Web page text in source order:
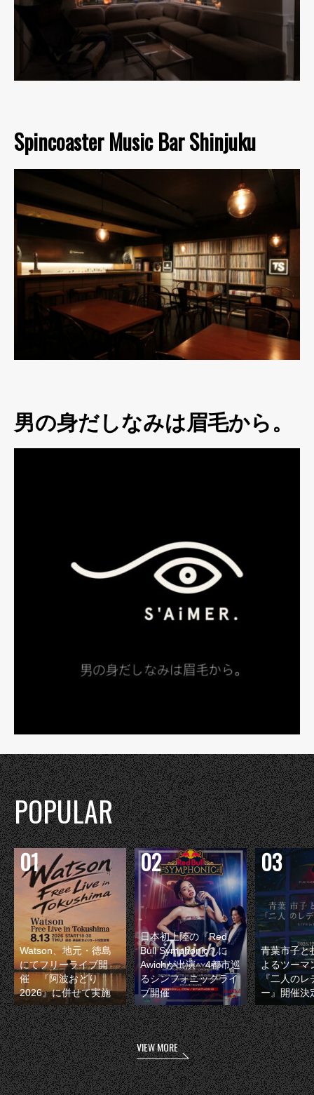
Spincoaster Music Bar Shinjuku
男の身だしなみは眉毛から。
POPULAR
Watson、地元・徳島
にてフリーライブ開
催 『阿波おどり
2026』に併せて実施
日本初上陸の『Red
Bull Symphonic』に
Awichが出演 4都市巡
るシンフォニックライ
ブ開催
青葉市子と
よるツーマ
『二人のレ
ー』開催決
VIEW MORE